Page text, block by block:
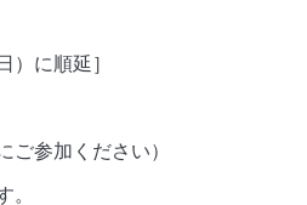
に順延］
ご参加ください）